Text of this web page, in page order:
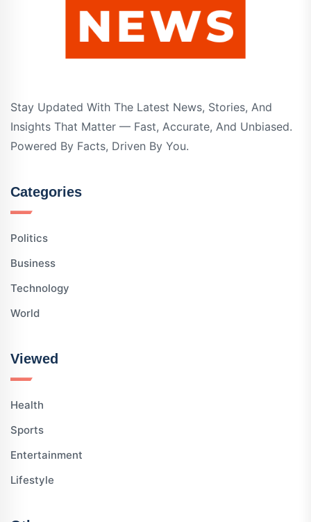
Stay Updated With The Latest News, Stories, And
Insights That Matter — Fast, Accurate, And Unbiased.
Powered By Facts, Driven By You.
Categories
Politics
Business
Technology
World
Viewed
Health
Sports
Entertainment
Lifestyle